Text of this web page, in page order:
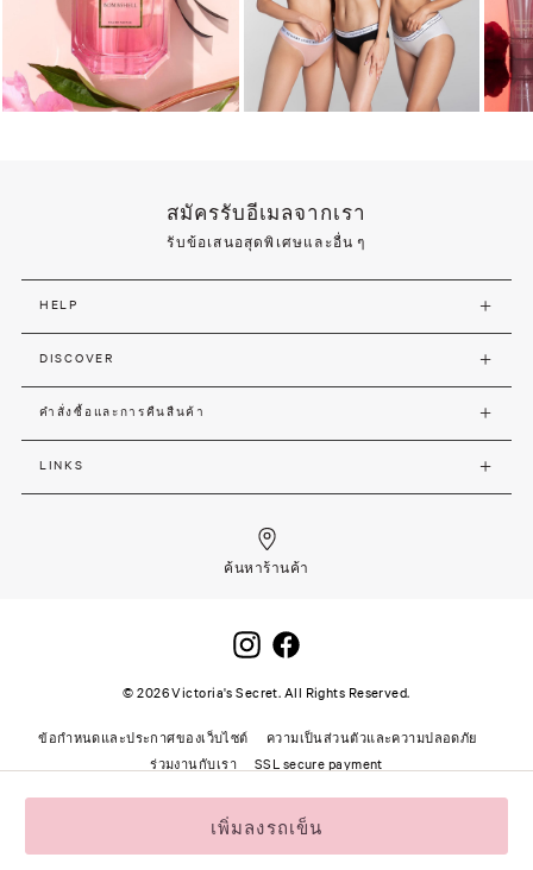
เพิ่มลงรถเข็น
สมัครรับอีเมลจากเรา
รับข้อเสนอสุดพิเศษและอื่น ๆ
HELP
DISCOVER
คำสั่งซื้อและการคืนสืนค้า
LINKS
ค้นหาร้านค้า
©2026Victoria's Secret. All Rights Reserved.
ข้อกำหนดและประกาศของเว็บไซต์
ความเป็นส่วนตัวและความปลอดภัย
ร่วมงานกับเรา
SSL secure payment